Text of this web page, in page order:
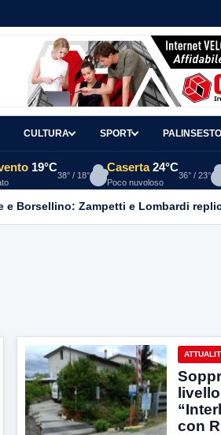
CULTURA SPORT PALINSESTO
19°C
38° / 18°
Caserta 24°C
Poco nuvoloso
36° / 23°
e Borsellino: Zampetti e Lombardi
con